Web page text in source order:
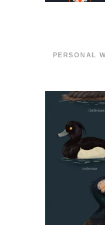
PERSONAL